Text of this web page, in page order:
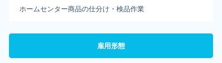
ホームセンター商品の仕分け・検品作業
雇用形態